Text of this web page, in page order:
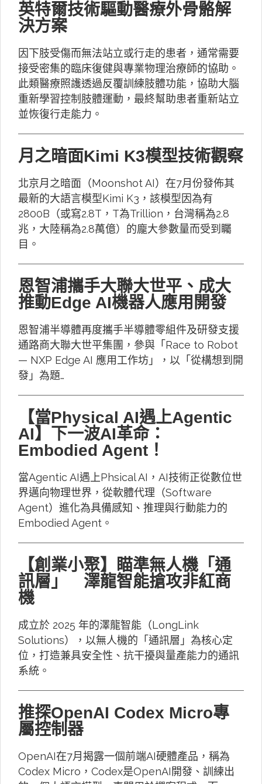
英特爾技術驅動醫療外骨骼解
決方案
因下肢受傷而無法站立或行走的患者，通常需要
接受密集的臨床復健與專業物理治療師的協助。
此類醫療照護透過反覆訓練肢體功能，協助大腦
重新學習控制肢體運動，最終幫助患者重新站立
並恢復行走能力。
月之暗面Kimi K3模型技術觀察
北京月之暗面（Moonshot AI）在7月份發佈其
最新的大語言模型Kimi K3，該模型因為有
2800B（或寫2.8T，T為Trillion，台灣稱為2.8
兆，大陸稱為2.8萬億）的龐大參數量而受到矚
目。
恩智浦攜手大聯大世平、成大
推動Edge AI機器人應用開發
恩智浦半導體再度攜手半導體零組件及研發支援
通路商大聯大世平集團，參與「Race to Robot
— NXP Edge AI 應用工作坊」，以「從構想到開
發」為題…
【當Physical AI遇上Agentic
AI】下一波AI革命：
Embodied Agent！
當Agentic AI遇上Phsical AI，AI技術正從數位世
界邁向物理世界，從軟體代理（Software
Agent）進化為具備感知、推理與行動能力的
Embodied Agent。
【創業小聚】瞄準無人機「通
訊層」 澤龍智能搶攻非紅商
機
成立於 2025 年的澤龍智能（LongLink
Solutions），以無人機的「通訊層」為核心定
位，打造兼具安全性、抗干擾與量產能力的通訊
系統。
推探OpenAI Codex Micro專
屬控制器
OpenAI在7月揭露一個前端AI硬體產品，稱為
Codex Micro，Codex是OpenAI開發、訓練出